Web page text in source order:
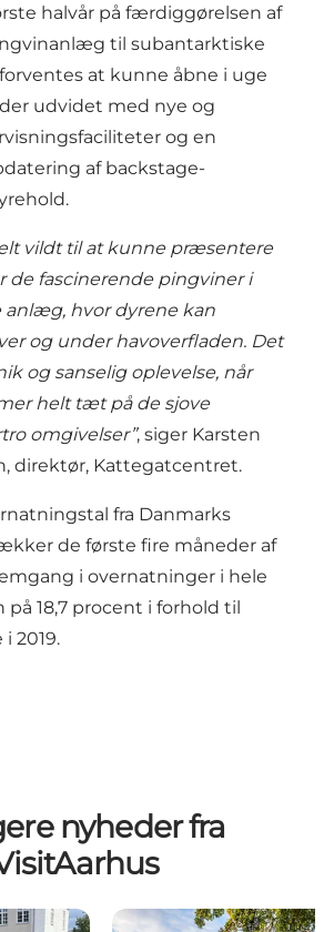
halvår på færdiggørelsen af
til subantarktiske
at kunne åbne i uge
udvidet med nye og
og en
af backstage-
vildt til at kunne præsentere
de fascinerende pingviner i
anlæg, hvor dyrene kan
og under havoverfladen. Det
og sanselig oplevelse, når
helt tæt på de sjove
omgivelser”, siger Karsten
direktør, Kattegatcentret.
fra Danmarks
de første fire måneder af
i overnatninger i hele
på 18,7 procent i forhold til
2019.
nyheder fra